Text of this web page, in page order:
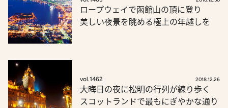
ロープウェイで函館山の頂に登り
美しい夜景を眺める極上の年越しを
vol.1462 2018.12.26
大晦日の夜に松明の行列が練り歩く
スコットランドで最もにぎやかな通り